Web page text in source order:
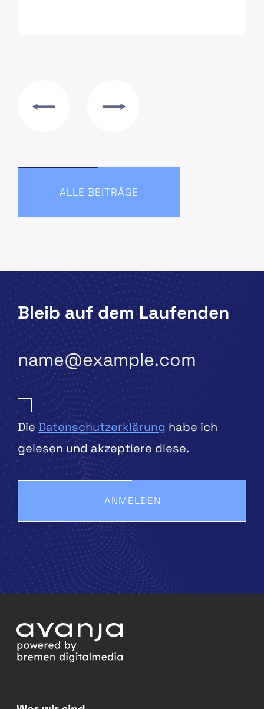
ALLE BEITRÄGE
Bleib auf dem Laufenden
Die Datenschutzerklärung habe ich
gelesen und akzeptiere diese.
ANMELDEN